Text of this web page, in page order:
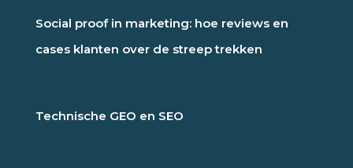
Social proof in marketing: hoe reviews en
cases klanten over de streep trekken
Technische GEO en SEO